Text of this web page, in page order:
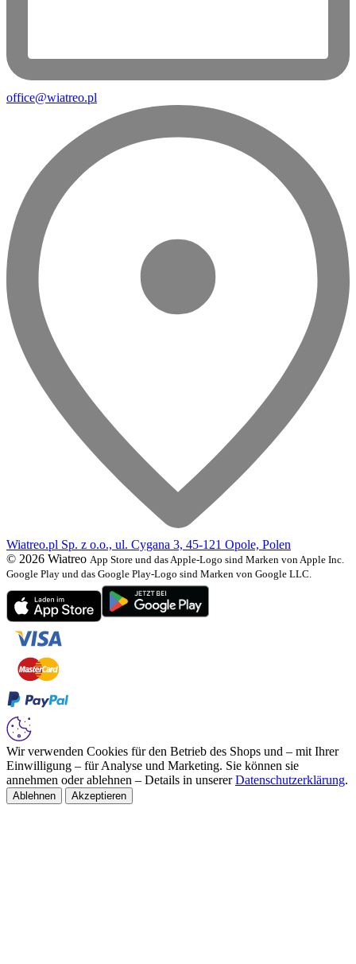
office@wiatreo.pl
Wiatreo.pl Sp. z o.o., ul. Cygana 3, 45-121 Opole, Polen
© 2026 Wiatreo App Store und das Apple-Logo sind Marken von Apple Inc.
Google Play und das Google Play-Logo sind Marken von Google LLC.
Wir verwenden Cookies für den Betrieb des Shops und – mit Ihrer
Einwilligung – für Analyse und Marketing. Sie können sie
annehmen oder ablehnen – Details in unsererDatenschutzerklärung.
Ablehnen Akzeptieren